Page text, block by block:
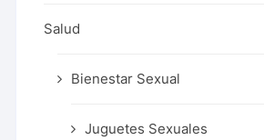
Salud
Bienestar Sexual
Juguetes Sexuales